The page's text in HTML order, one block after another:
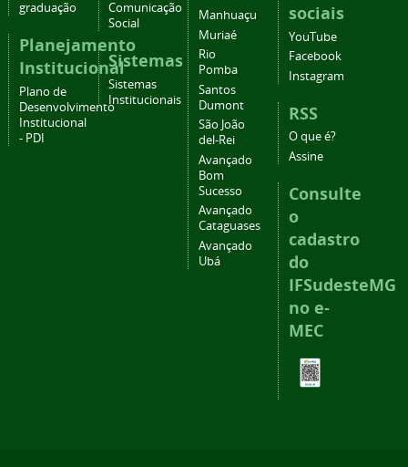
graduação
Planejamento
Institucional
Plano de
Desenvolvimento
Institucional
- PDI
Comunicação
Social
Sistemas
Sistemas
Institucionais
Manhuaçu
Muriaé
Rio
Pomba
Santos
Dumont
São João
del-Rei
Avançado
Bom
Sucesso
Avançado
Cataguases
Avançado
Ubá
sociais
YouTube
Facebook
Instagram
RSS
O que é?
Assine
Consulte
o
cadastro
do
IFSudesteMG
no e-
MEC